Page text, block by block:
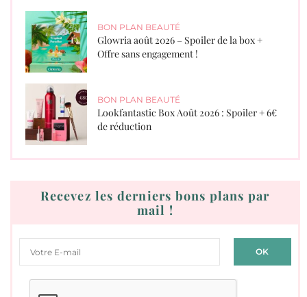
BON PLAN BEAUTÉ
Glowria août 2026 – Spoiler de la box +
Offre sans engagement !
BON PLAN BEAUTÉ
Lookfantastic Box Août 2026 : Spoiler + 6€
de réduction
Recevez les derniers bons plans par
mail !